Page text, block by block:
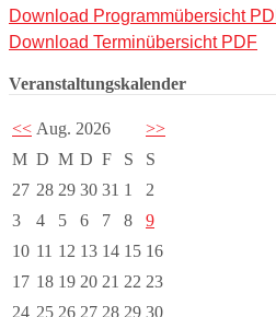
Download Programmübersicht
Download Terminübersicht PDF
Veranstaltungskalender
<< Aug. 2026
>>
M D M D F S
S
27 28 29 30 31 1
2
3
4 5 6 7 8
9
10 11 12 13 14 15 16
17 18 19 20 21 22 23
24 25 26 27 28 29 30